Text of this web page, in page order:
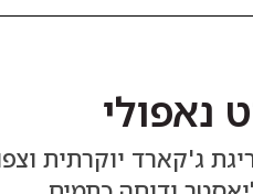
נאפולי
ג'קארד יוקרתית